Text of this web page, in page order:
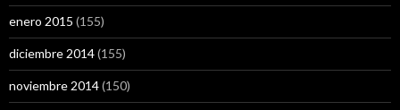
enero 2015 (155)
diciembre 2014(155)
noviembre 2014(150)